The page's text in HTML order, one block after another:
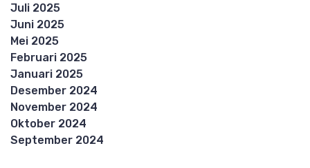
Juli 2025
Juni 2025
Mei 2025
Februari 2025
Januari 2025
Desember 2024
November 2024
Oktober 2024
September 2024